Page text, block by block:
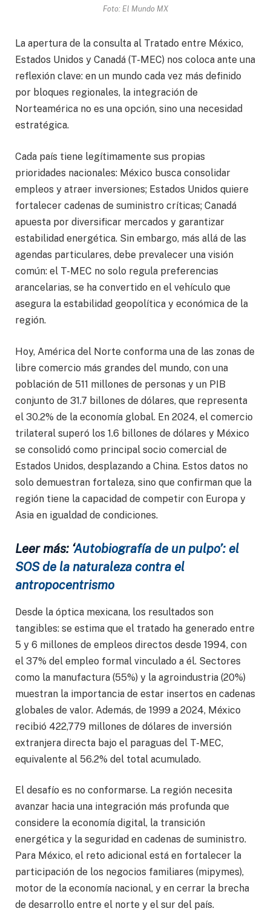
Foto: El Mundo MX
La apertura de la consulta al Tratado entre México,
Estados Unidos y Canadá (T-MEC) nos coloca ante una
reflexión clave: en un mundo cada vez más definido
por bloques regionales, la integración de
Norteamérica no es una opción, sino una necesidad
estratégica.
Cada país tiene legítimamente sus propias
prioridades nacionales: México busca consolidar
empleos y atraer inversiones; Estados Unidos quiere
fortalecer cadenas de suministro críticas; Canadá
apuesta por diversificar mercados y garantizar
estabilidad energética. Sin embargo, más allá de las
agendas particulares, debe prevalecer una visión
común: el T-MEC no solo regula preferencias
arancelarias, se ha convertido en el vehículo que
asegura la estabilidad geopolítica y económica de la
región.
Hoy, América del Norte conforma una de las zonas de
libre comercio más grandes del mundo, con una
población de 511 millones de personas y un PIB
conjunto de 31.7 billones de dólares, que representa
el 30.2% de la economía global. En 2024, el comercio
trilateral superó los 1.6 billones de dólares y México
se consolidó como principal socio comercial de
Estados Unidos, desplazando a China. Estos datos no
solo demuestran fortaleza, sino que confirman que la
región tiene la capacidad de competir con Europa y
Asia en igualdad de condiciones.
Leer más: ‘Autobiografía de un pulpo’: el
SOS de la naturaleza contra el
antropocentrismo
Desde la óptica mexicana, los resultados son
tangibles: se estima que el tratado ha generado entre
5 y 6 millones de empleos directos desde 1994, con
el 37% del empleo formal vinculado a él. Sectores
como la manufactura (55%) y la agroindustria (20%)
muestran la importancia de estar insertos en cadenas
globales de valor. Además, de 1999 a 2024, México
recibió 422,779 millones de dólares de inversión
extranjera directa bajo el paraguas del T-MEC,
equivalente al 56.2% del total acumulado.
El desafío es no conformarse. La región necesita
avanzar hacia una integración más profunda que
considere la economía digital, la transición
energética y la seguridad en cadenas de suministro.
Para México, el reto adicional está en fortalecer la
participación de los negocios familiares (mipymes),
motor de la economía nacional, y en cerrar la brecha
de desarrollo entre el norte y el sur del país.